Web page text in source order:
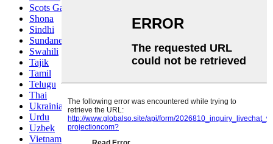
Scots Gaelic
Shona
Sindhi
Sundanese
Swahili
Tajik
Tamil
Telugu
Thai
Ukrainian
Urdu
Uzbek
Vietnamese